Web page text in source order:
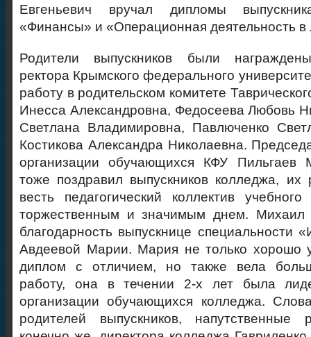
Евгеньевич вручал дипломы
«Финансы» и «Операционная деятельность в
Родители выпускников были
ректора Крымского федерального
работу в родительском комитете
Инесса Александровна, Федосеева Любовь
Светлана Владимировна, Павлюченко
Костикова Александра Николаевна.
организации обучающихся КФУ Пильгаев
тоже поздравил выпускников колледжа, их
весть педагогический коллектив
торжественным и значимым днем. Михаил
благодарность выпускнице специальности
Авдеевой Марии. Мария не только хорошо
диплом с отличием, но также вела
работу, она в течении 2-х лет была
организации обучающихся колледжа.
родителей выпускников, напутственные